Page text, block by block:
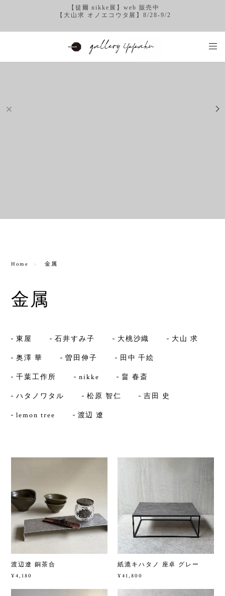
【徒爾 nikke展】web 販売中
【大山求 オノエコウタ展】8/28-9/2
Home 金属
金属
東屋 石井すみ子 大桃沙織 大山 求
奥澤 華 曽田伸子 田中 千絵
千葉工作所 nikke 畠 春斎
ハタノワタル 松原 智仁 吉田 史
lemon tree 渡辺 遼
渡辺遼 銅茶合
¥4,180
紙漉キハタノ 座卓 グレー
¥41,800